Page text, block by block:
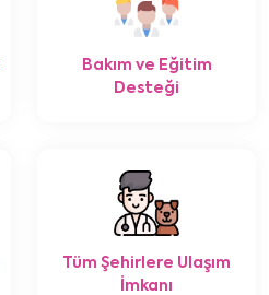
Bakım ve Eğitim
Desteği
Tüm Şehirlere Ulaşım
İmkanı